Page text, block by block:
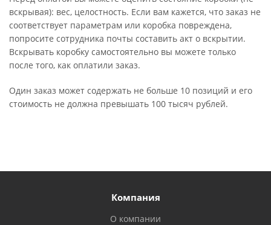
вскрывая): вес, целостность. Если вам кажется, что заказ не
соответствует параметрам или коробка повреждена,
попросите сотрудника почты составить акт о вскрытии.
Вскрывать коробку самостоятельно вы можете только
после того, как оплатили заказ.
Один заказ может содержать не больше 10 позиций и его
стоимость не должна превышать 100 тысяч рублей.
Компания
О компании